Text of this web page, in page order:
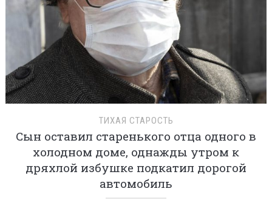
ТИХАЯ СТАРОСТЬ
Сын оставил старенького отца одного в
холодном доме, однажды утром к
дряхлой избушке подкатил дорогой
автомобиль